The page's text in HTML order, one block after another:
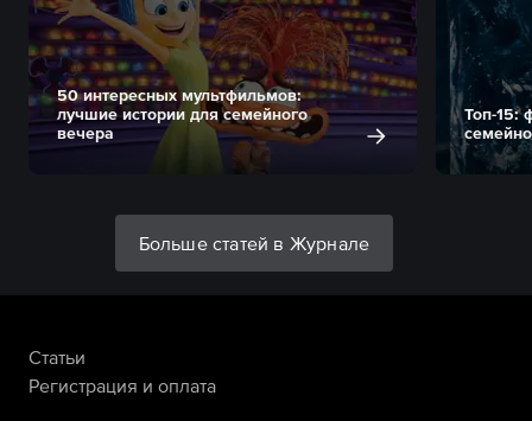
50 интересных мультфильмов:
лучшие истории для семейного
вечера
Топ-15:
Больше статей в Журнале
Статьи
Регистрация и оплата